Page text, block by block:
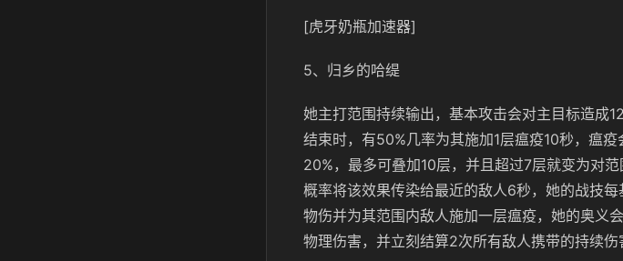
[虎牙奶瓶加速器]
5、归乡的哈缇
她主打范围持续输出，基本攻击会对主目标造成
结束时，有50%几率为其施加1层瘟疫10秒，瘟
20%，最多可叠加10层，并且超过7层就变为对
概率将该效果传染给最近的敌人6秒，她的战技
物伤并为其范围内敌人施加一层瘟疫，她的奥义
物理伤害，并立刻结算2次所有敌人携带的持续伤